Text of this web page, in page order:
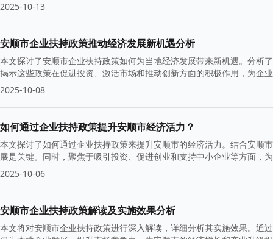
2025-10-13
安顺市企业扶持政策推动经济发展新机遇分析
本文探讨了安顺市企业扶持政策如何为当地经济发展带来新机遇。分析
揭示这些政策在促进投资、激活市场和推动创新方面的积极作用，为企
2025-10-08
如何通过企业扶持政策提升安顺市经济活力？
本文探讨了如何通过企业扶持政策来提升安顺市的经济活力。结合安顺
展是关键。同时，聚焦于吸引投资、促进创业和支持中小企业等方面，
2025-10-06
安顺市企业扶持政策解读及实施效果分析
本文将对安顺市企业扶持政策进行深入解读，详细分析其实施效果。通